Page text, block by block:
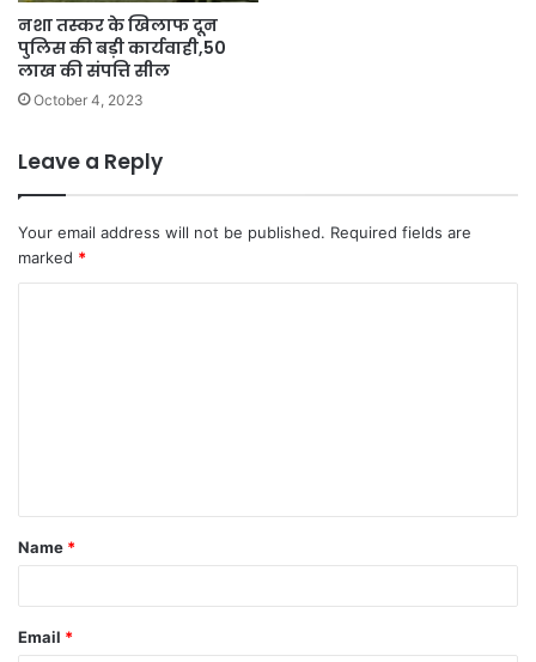
नशा तस्कर के खिलाफ दून
पुलिस की बड़ी कार्यवाही,50
लाख की संपत्ति सील
October 4, 2023
Leave a Reply
Your email address will not be published. Required fields are
marked *
t
*
Name *
Email *